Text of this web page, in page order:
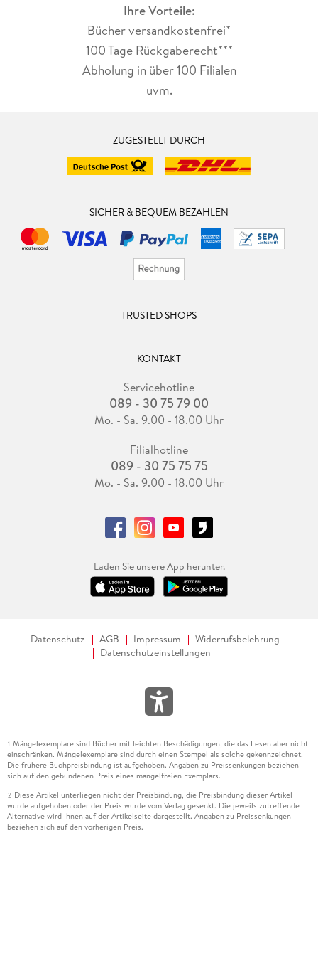
Ihre Vorteile:
Bücher versandkostenfrei*
100 Tage Rückgaberecht***
Abholung in über 100 Filialen
uvm.
ZUGESTELLT DURCH
SICHER & BEQUEM BEZAHLEN
TRUSTED SHOPS
KONTAKT
Servicehotline
089 - 30 75 79 00
Mo. - Sa. 9.00 - 18.00 Uhr
Filialhotline
089 - 30 75 75 75
Mo. - Sa. 9.00 - 18.00 Uhr
Laden Sie unsere App herunter.
Datenschutz AGB Impressum
Widerrufsbelehrung
Datenschutzeinstellungen
1 Mängelexemplare sind Bücher mit leichten Beschädigungen, die das Lesen aber nicht
einschränken. Mängelexemplare sind durch einen Stempel als solche gekennzeichnet.
Die frühere Buchpreisbindung ist aufgehoben. Angaben zu Preissenkungen beziehen
sich auf den gebundenen Preis eines mangelfreien Exemplars.
2 Diese Artikel unterliegen nicht der Preisbindung, die Preisbindung dieser Artikel
wurde aufgehoben oder der Preis wurde vom Verlag gesenkt. Die jeweils zutreffende
Alternative wird Ihnen auf der Artikelseite dargestellt. Angaben zu Preissenkungen
beziehen sich auf den vorherigen Preis.